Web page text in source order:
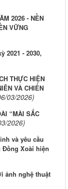
2026 - NỀN
VỮNG
2021 - 2030,
THỰC HIỆN
VÀ CHIẾN
03/2026)
“MÀI SẮC
2026)
và yêu cầu
Xoài hiện
ảnh nghệ thuật